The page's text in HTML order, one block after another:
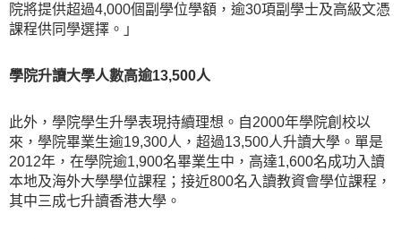
院將提供超過4,000個副學位學額，逾30項副學士及高級文憑
課程供同學選擇。」
學院升讀大學人數高逾13,500人
此外，學院學生升學表現持續理想。自2000年學院創校以
來，學院畢業生逾19,300人，超過13,500人升讀大學。單是
2012年，在學院逾1,900名畢業生中，高達1,600名成功入讀
本地及海外大學學位課程；接近800名入讀教資會學位課程，
其中三成七升讀香港大學。